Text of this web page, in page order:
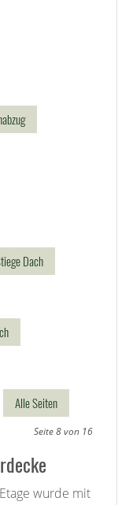
Dach
Alle Seiten
Seite 8 von 16
wurde mit